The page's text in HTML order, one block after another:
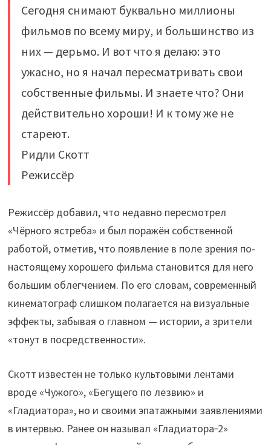
Сегодня снимают буквально миллионы
фильмов по всему миру, и большинство из
них — дерьмо. И вот что я делаю: это
ужасно, но я начал пересматривать свои
собственные фильмы. И знаете что? Они
действительно хороши! И к тому же не
стареют.
Ридли Скотт
Режиссёр
Режиссёр добавил, что недавно пересмотрел
«Чёрного ястреба» и был поражён собственной
работой, отметив, что появление в поле зрения по-
настоящему хорошего фильма становится для него
большим облегчением. По его словам, современный
кинематограф слишком полагается на визуальные
эффекты, забывая о главном — истории, а зрители
«тонут в посредственности».
Скотт известен не только культовыми лентами
вроде «Чужого», «Бегущего по лезвию» и
«Гладиатора», но и своими эпатажными заявлениями
в интервью. Ранее он называл «Гладиатора‑2»